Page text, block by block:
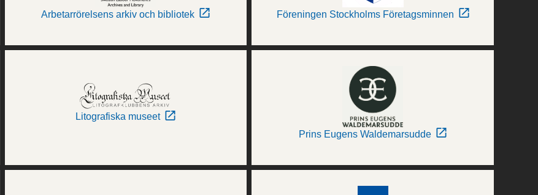
Arbetarrörelsens arkiv och bibliotek Föreningen Stockholms Företagsminnen
Litografiska museet
Prins Eugens Waldemarsudde